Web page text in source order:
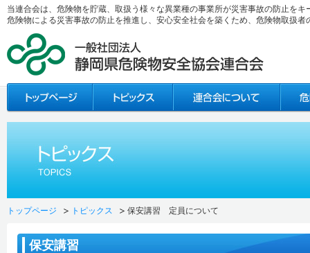
当連合会は、危険物を貯蔵、取扱う様々な異業種の事業所が災害事故の防止を
危険物による災害事故の防止を推進し、安心安全社会を築くため、危険物取扱
トップページ トピックス 保安講習 定員について
保安講習